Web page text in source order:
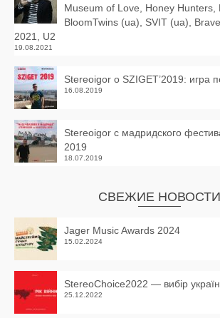
Museum of Love, Honey Hunters,
BloomTwins (ua), SVIT (ua),
2021, U2
19.08.2021
Stereoigor о SZIGET’2019: игра
16.08.2019
Stereoigor с мадридского
2019
18.07.2019
СВЕЖИЕ НОВОСТИ
Jager Music Awards 2024
15.02.2024
StereoChoice2022 — вибір
25.12.2022